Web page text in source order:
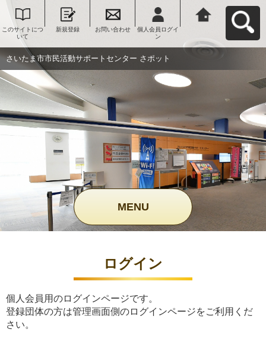
このサイトにつ
いて
新規登録 お問い合わせ
個人会員ログイ
ン
ンター さポット
へ戻る
さいたま市市民活動サポートセンター さポット
MENU
ログイン
個人会員用のログインページです。
登録団体の方は管理画面側のログインページをご利用くだ
さい。